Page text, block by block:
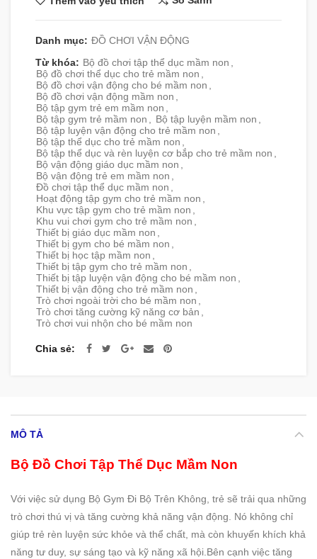
Danh mục: ĐỒ CHƠI VẬN ĐỘNG
Từ khóa: Bộ đồ chơi tập thể dục mầm non ,
Bộ đồ chơi thể dục cho trẻ mầm non ,
Bộ đồ chơi vận động cho bé mầm non ,
Bộ đồ chơi vận động mầm non ,
Bộ tập gym trẻ em mầm non ,
Bộ tập gym trẻ mầm non , Bộ tập luyện mầm non ,
Bộ tập luyện vận động cho trẻ mầm non ,
Bộ tập thể dục cho trẻ mầm non ,
Bộ tập thể dục và rèn luyện cơ bắp cho trẻ mầm non ,
Bộ vận động giáo dục mầm non ,
Bộ vận động trẻ em mầm non ,
Đồ chơi tập thể dục mầm non ,
Hoạt động tập gym cho trẻ mầm non ,
Khu vực tập gym cho trẻ mầm non ,
Khu vui chơi gym cho trẻ mầm non ,
Thiết bị giáo dục mầm non ,
Thiết bị gym cho bé mầm non ,
Thiết bị học tập mầm non ,
Thiết bị tập gym cho trẻ mầm non ,
Thiết bị tập luyện vận động cho bé mầm non ,
Thiết bị vận động cho trẻ mầm non ,
Trò chơi ngoài trời cho bé mầm non ,
Trò chơi tăng cường kỹ năng cơ bản ,
Trò chơi vui nhộn cho bé mầm non
Chia sẻ
MÔ TẢ
Bộ Đồ Chơi Tập Thể Dục Mầm Non
Với việc sử dụng Bộ Gym Đi Bộ Trên Không, trẻ sẽ trải qua những
trò chơi thú vị và tăng cường khả năng vận động. Nó không chỉ
giúp trẻ rèn luyện sức khỏe và thể chất, mà còn khuyến khích khả
năng tư duy, sự sáng tạo và kỹ năng xã hội.Bên cạnh việc tăng